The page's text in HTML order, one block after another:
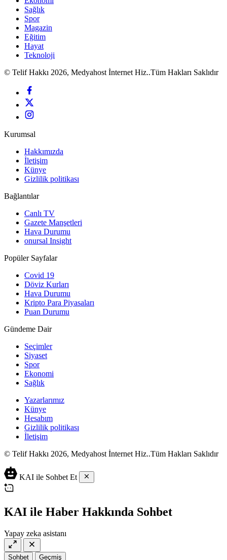
Sağlık
Spor
Magazin
Eğitim
Hayat
Teknoloji
© Telif Hakkı 2026, Medyahost İnternet Hiz..Tüm Hakları Saklıdır
Kurumsal
Hakkımızda
İletişim
Künye
Gizlilik politikası
Bağlantılar
Canlı TV
Gazete Manşetleri
Hava Durumu
onursal Insight
Popüler Sayfalar
Covid 19
Döviz Kurları
Hava Durumu
Kripto Para Piyasaları
Puan Durumu
Gündeme Dair
Seçimler
Siyaset
Spor
Ekonomi
Sağlık
Yazarlarımız
Künye
Hesabım
Gizlilik politikası
İletişim
© Telif Hakkı 2026, Medyahost İnternet Hiz..Tüm Hakları Saklıdır
casino
siteleri
casino
2023
lordcasino
canlı
casino
siteleri
iyi
casino
vdcasino
vdcasino
giriş
ev
yapımı
salça
KAI ile Sohbet Et
KAI ile Haber Hakkında Sohbet
Yapay zeka asistanı
Sohbet Geçmiş